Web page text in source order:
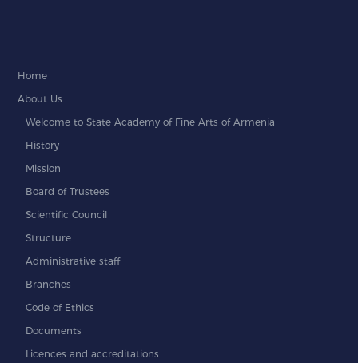
Home
About Us
Welcome to State Academy of Fine Arts of Armenia
History
Mission
Board of Trustees
Scientific Council
Structure
Administrative staff
Branches
Code of Ethics
Documents
Licences and accreditations